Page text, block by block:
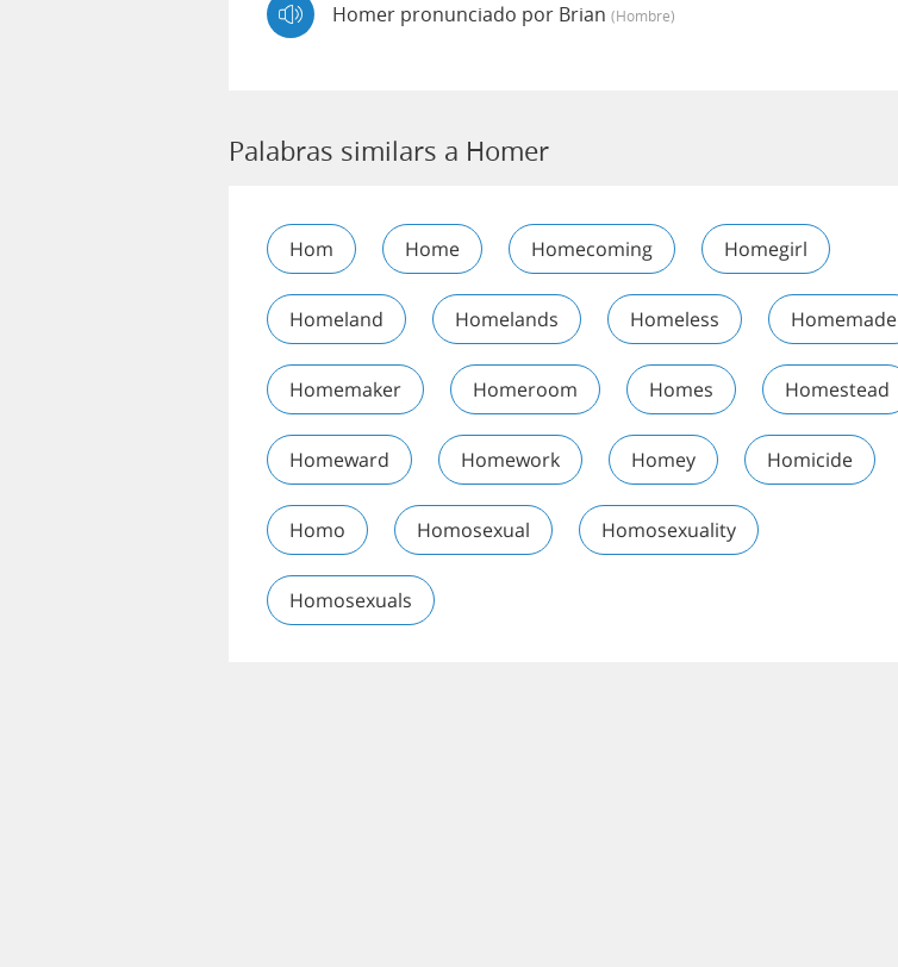
Homer pronunciado por Brian (hombre)
Palabras similars a Homer
Hom Home Homecoming Homegirl
Homeland Homelands Homeless Homemade
Homemaker Homeroom Homes Homestead
Homeward Homework Homey Homicide
Homo Homosexual Homosexuality
Homosexuals